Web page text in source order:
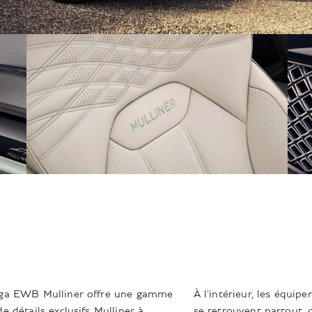
EWB Mulliner offre une gamme
À l'intérieur, les